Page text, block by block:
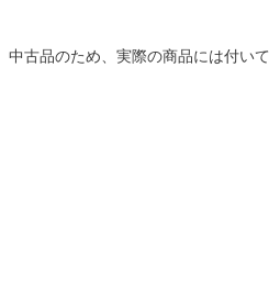
古品のため、実際の商品には付いて